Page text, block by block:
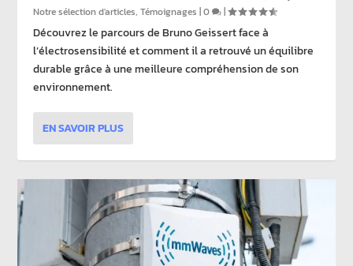
Notre sélection d'articles,Témoignages |0 |
Découvrez le parcours de Bruno Geissert face à
l’électrosensibilité et comment il a retrouvé un équilibre
durable grâce à une meilleure compréhension de son
environnement.
EN SAVOIR PLUS